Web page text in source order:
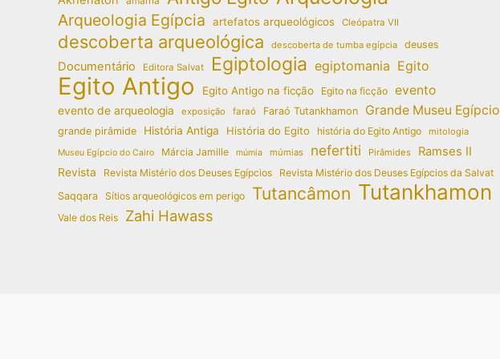
Arqueologia Egípcia artefatos arqueológicos Cleópatra VII
descoberta arqueológica descoberta de tumba egípcia deuses
Documentário Editora Salvat Egiptologia egiptomania Egito
Egito Antigo Egito Antigo na ficção Egito na ficção evento
evento de arqueologia exposição faraó Faraó Tutankhamon Grande Museu Egípcio
grande pirâmide História Antiga História do Egito história do Egito Antigo mitologia
Museu Egípcio do Cairo Márcia Jamille múmia múmias nefertiti Pirâmides Ramses II
Revista Revista Mistério dos Deuses Egípcios
Revista Mistério dos Deuses Egípcios da Salvat
Saqqara Sítios arqueológicos em perigo Tutancâmon Tutankhamon
Vale dos Reis Zahi Hawass